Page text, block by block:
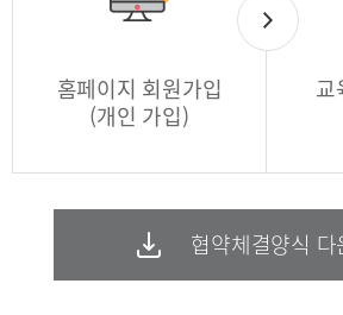
홈페이지 회원가입
(개인 가입)
교
협약체결양식 다